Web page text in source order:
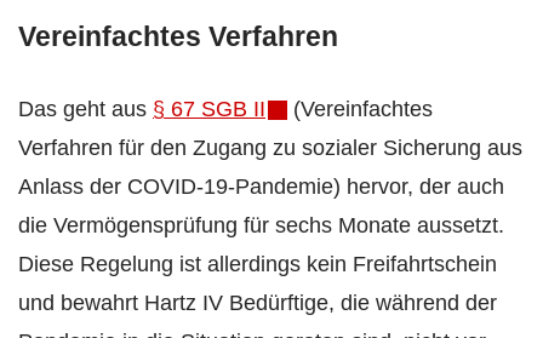
Vereinfachtes Verfahren
Das geht aus § 67 SGB II
(Vereinfachtes
Verfahren für den Zugang zu sozialer Sicherung aus
Anlass der COVID-19-Pandemie) hervor, der auch
die Vermögensprüfung für sechs Monate aussetzt.
Diese Regelung ist allerdings kein Freifahrtschein
und bewahrt Hartz IV Bedürftige, die während der